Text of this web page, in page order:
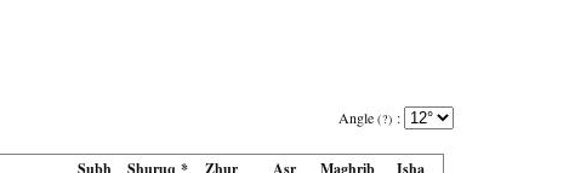
Angle (?) :
Subh Shuruq * Zhur Asr Maghrib Isha